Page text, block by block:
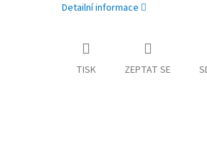
Detailní informace
TISK ZEPTAT SE